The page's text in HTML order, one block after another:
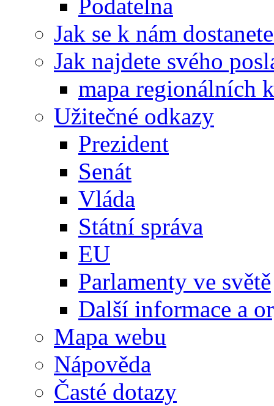
Podatelna
Jak se k nám
Jak najdete svého
mapa regionálních
Užitečné odkazy
Prezident
Senát
Vláda
Státní správa
EU
Parlamenty ve světě
Další informace a
Mapa webu
Nápověda
Časté dotazy